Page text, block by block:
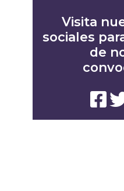
Visita
sociales
de